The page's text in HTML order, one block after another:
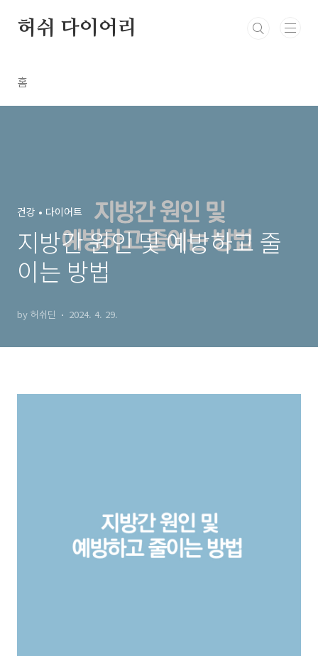
허쉬 다이어리
홈
건강 • 다이어트
지방간 원인 및 예방하고 줄
이는 방법
by 허쉬딘 2024. 4. 29.